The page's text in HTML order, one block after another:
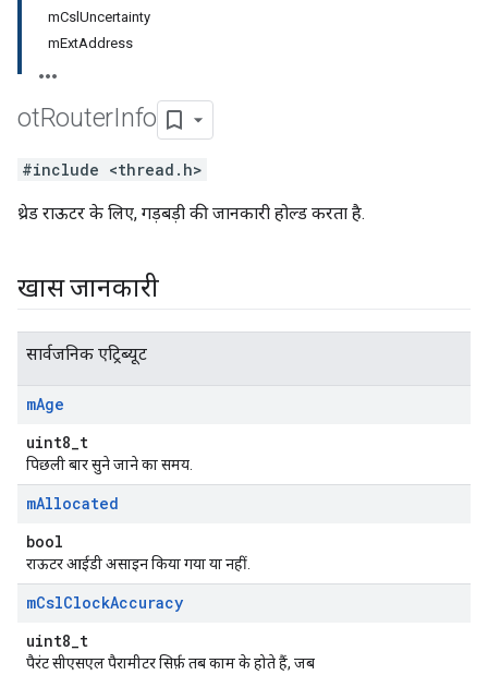
mCslUncertainty
mExtAddress
otRouterInfo
#include <thread.h>
थ्रेड राऊटर के लिए, गड़बड़ी की जानकारी होल्ड करता है.
खास जानकारी
सार्वजनिक एट्रिब्यूट
mAge
uint8_t
पिछली बार सुने जाने का समय.
mAllocated
bool
राऊटर आईडी असाइन किया गया या नहीं.
mCslClockAccuracy
uint8_t
पैरंट सीएसएल पैरामीटर सिर्फ़ तब काम के होते हैं, जब